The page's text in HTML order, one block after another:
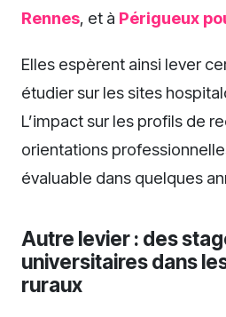
Rennes, et à Périgueux
Elles espèrent ainsi lever
étudier sur les sites
L’impact sur les profils de
orientations
évaluable dans quelques
Autre levier : des
universitaires dans
ruraux